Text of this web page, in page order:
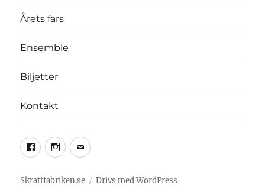
Årets fars
Ensemble
Biljetter
Kontakt
Skrattfabriken.se Drivs med WordPress